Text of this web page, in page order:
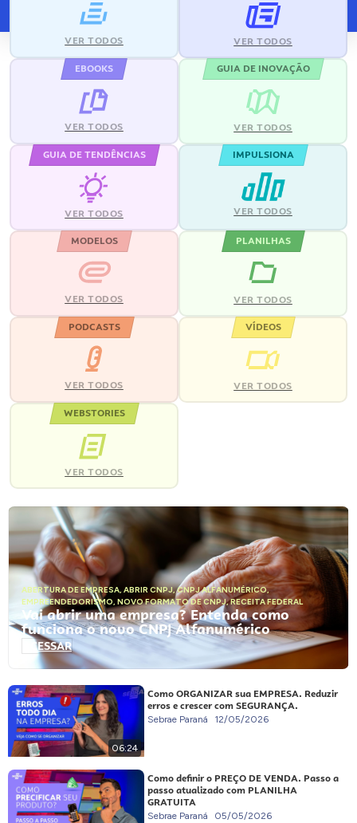
VER TODOS VER TODOS
EBOOKS
VER TODOS
GUIA DE INOVAÇÃO
VER TODOS
GUIA DE TENDÊNCIAS
VER TODOS
IMPULSIONA
VER TODOS
MODELOS
VER TODOS
PLANILHAS
VER TODOS
PODCASTS
VER TODOS
VÍDEOS
VER TODOS
WEBSTORIES
VER TODOS
ABERTURA DE EMPRESA, ABRIR CNPJ,CNPJ ALFANUMÉRICO,
EMPREENDEDORISMO, NOVO FORMATO DE CNPJ,RECEITA FEDERAL
Vai abrir uma empresa? Entenda como
funciona o novo CNPJ Alfanumérico
ACESSAR
06:24
Como ORGANIZAR sua EMPRESA. Reduzir
erros e crescer com SEGURANÇA.
Sebrae Paraná 12/05/2026
Como definir o PREÇO DE VENDA. Passo a
passo atualizado com PLANILHA
GRATUITA
Sebrae Paraná 05/05/2026